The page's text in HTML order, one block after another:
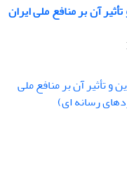
آن بر منافع ملی ایران